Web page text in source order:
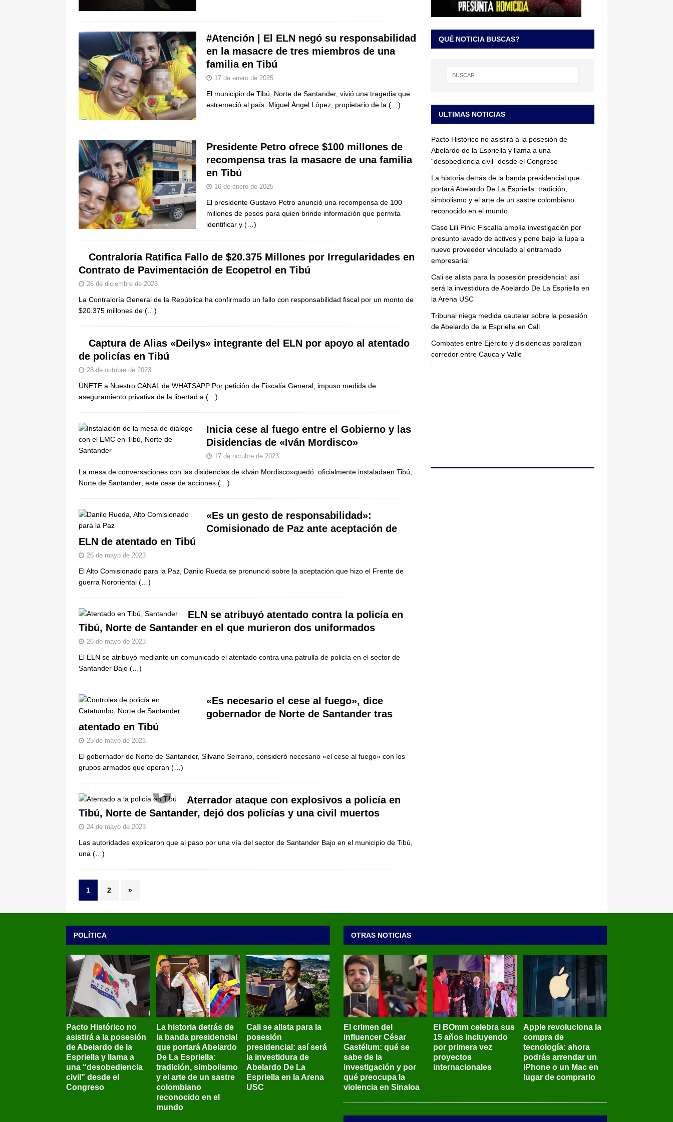
De La Espriella en la Arena USC
en Cali JUDICIALES
#Atención | El ELN negó su responsabilidad
en la masacre de tres miembros de una
familia en Tibú
17 de enero de 2025
El municipio de Tibú, Norte de Santander, vivió una tragedia que
estremeció al país. Miguel Ángel López, propietario de la (…)
Presidente Petro ofrece $100 millones de
recompensa tras la masacre de una familia
en Tibú
16 de enero de 2025
El presidente Gustavo Petro anunció una recompensa de 100
millones de pesos para quien brinde información que permita
identificar y (…)
Contraloría Ratifica Fallo de $20.375 Millones por Irregularidades en
Contrato de Pavimentación de Ecopetrol en Tibú
26 de diciembre de 2023
La Contraloría General de la República ha confirmado un fallo con responsabilidad fiscal por un monto de
$20.375 millones de (…)
Captura de Alias «Deilys» integrante del ELN por apoyo al atentado
de policías en Tibú
28 de octubre de 2023
ÚNETE a Nuestro CANAL de WHATSAPP Por petición de Fiscalía General, impuso medida de
aseguramiento privativa de la libertad a (…)
Inicia cese al fuego entre el Gobierno y las
Disidencias de «Iván Mordisco»
17 de octubre de 2023
La mesa de conversaciones con las disidencias de «Iván Mordisco»quedó oficialmente instaladaen Tibú,
Norte de Santander; este cese de acciones (…)
«Es un gesto de responsabilidad»:
Comisionado de Paz ante aceptación de
ELN de atentado en Tibú
26 de mayo de 2023
El Alto Comisionado para la Paz, Danilo Rueda se pronunció sobre la aceptación que hizo el Frente de
guerra Nororiental (…)
ELN se atribuyó atentado contra la policía en
Tibú, Norte de Santander en el que murieron dos uniformados
26 de mayo de 2023
El ELN se atribuyó mediante un comunicado el atentado contra una patrulla de policía en el sector de
Santander Bajo (…)
«Es necesario el cese al fuego», dice
gobernador de Norte de Santander tras
atentado en Tibú
25 de mayo de 2023
El gobernador de Norte de Santander, Silvano Serrano, consideró necesario «el cese al fuego» con los
grupos armados que operan (…)
Aterrador ataque con explosivos a policía en
Tibú, Norte de Santander, dejó dos policías y una civil muertos
24 de mayo de 2023
Las autoridades explicaron que al paso por una vía del sector de Santander Bajo en el municipio de Tibú,
una (…)
1 2 »
QUÉ NOTICIA BUSCAS?
ULTIMAS NOTICIAS
Pacto Histórico no asistirá a la posesión de
Abelardo de la Espriella y llama a una
“desobediencia civil” desde el Congreso
La historia detrás de la banda presidencial que
portará Abelardo De La Espriella: tradición,
simbolismo y el arte de un sastre colombiano
reconocido en el mundo
Caso Lili Pink: Fiscalía amplía investigación por
presunto lavado de activos y pone bajo la lupa a
nuevo proveedor vinculado al entramado
empresarial
Cali se alista para la posesión presidencial: así
será la investidura de Abelardo De La Espriella en
la Arena USC
Tribunal niega medida cautelar sobre la posesión
de Abelardo de la Espriella en Cali
Combates entre Ejército y disidencias paralizan
corredor entre Cauca y Valle
POLÍTICA
Pacto Histórico no
asistirá a la posesión
de Abelardo de la
Espriella y llama a
una “desobediencia
civil” desde el
Congreso
La historia detrás de
la banda presidencial
que portará Abelardo
De La Espriella:
tradición, simbolismo
y el arte de un sastre
colombiano
reconocido en el
mundo
Cali se alista para la
posesión
presidencial: así será
la investidura de
Abelardo De La
Espriella en la Arena
USC
OTRAS NOTICIAS
El crimen del
influencer César
Gastélum: qué se
sabe de la
investigación y por
qué preocupa la
violencia en Sinaloa
El BOmm celebra sus
15 años incluyendo
por primera vez
proyectos
internacionales
Apple revoluciona la
compra de
tecnología: ahora
podrás arrendar un
iPhone o un Mac en
lugar de comprarlo